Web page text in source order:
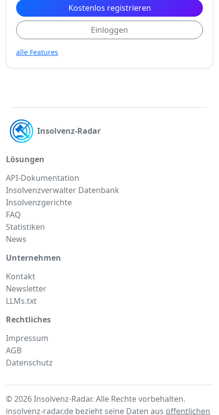
Kostenlos registrieren
Einloggen
alle Features
Insolvenz-Radar
Lösungen
API-Dokumentation
Insolvenzverwalter Datenbank
Insolvenzgerichte
FAQ
Statistiken
News
Unternehmen
Kontakt
Newsletter
LLMs.txt
Rechtliches
Impressum
AGB
Datenschutz
© 2026 Insolvenz-Radar. Alle Rechte vorbehalten.
insolvenz-radar.de bezieht seine Daten aus öffentlichen